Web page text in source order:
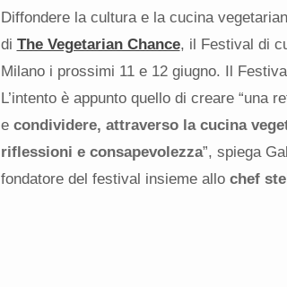
Diffondere la cultura e la cucina
di The Vegetarian Chance, il Festival di
Milano i prossimi 11 e 12 giugno. Il
L’intento è appunto quello di creare “una
e condividere, attraverso la cucina
riflessioni e consapevolezza”, spiega
fondatore del festival insieme allo chef